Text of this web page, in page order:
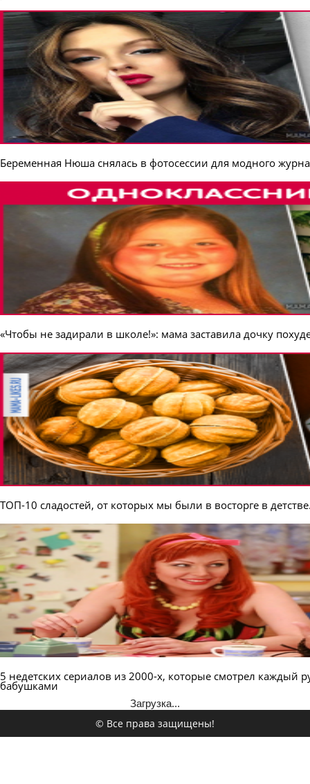
Беременная Нюша снялась в фотосессии для модного
«Чтобы не задирали в школе!»: мама заставила дочку
ТОП-10 сладостей, от которых мы были в восторге в
5 недетских сериалов из 2000-х, которые смотрел каждый
бабушками
Загрузка...
© Все права защищены!